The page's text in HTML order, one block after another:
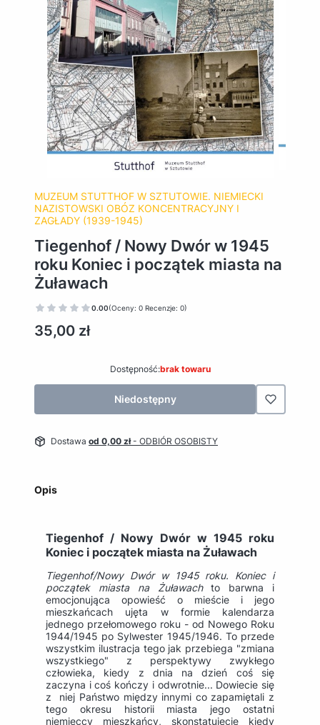
MUZEUM STUTTHOF W SZTUTOWIE. NIEMIECKI
NAZISTOWSKI OBÓZ KONCENTRACYJNY I
ZAGŁADY (1939-1945)
Tiegenhof / Nowy Dwór w 1945
roku Koniec i początek miasta na
Żuławach
0.00(Oceny: 0 Recenzje: 0)
Cena
35,00 zł
Dostępność:brak towaru
Niedostępny
Dostawa od 0,00 zł- ODBIÓR OSOBISTY
Opis
Tiegenhof / Nowy Dwór w 1945 roku
Koniec i początek miasta na Żuławach
Tiegenhof/Nowy Dwór w 1945 roku. Koniec i
początek miasta na Żuławachto barwna i
emocjonująca opowieść o mieście i jego
mieszkańcach ujęta w formie kalendarza
jednego przełomowego roku - od Nowego Roku
1944/1945 po Sylwester 1945/1946. To przede
wszystkim ilustracja tego jak przebiega "zmiana
wszystkiego" z perspektywy zwykłego
człowieka, kiedy z dnia na dzień coś się
zaczyna i coś kończy i odwrotnie... Dowiecie się
z niej Państwo między innymi co zapamiętali z
tego okresu historii miasta jego ostatni
niemieccy mieszkańcy, skonstatujecie kiedy